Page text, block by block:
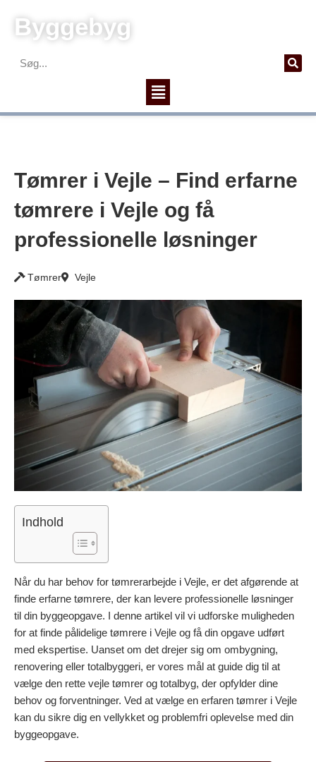
indholdet
Byggebyg
Søg
Menu
Tømrer i Vejle – Find erfarne
tømrere i Vejle og få
professionelle løsninger
Tømrer Vejle
Indhold
Når du har behov for tømrerarbejde i Vejle, er det afgørende at
finde erfarne tømrere, der kan levere professionelle løsninger
til din byggeopgave. I denne artikel vil vi udforske muligheden
for at finde pålidelige tømrere i Vejle og få din opgave udført
med ekspertise. Uanset om det drejer sig om ombygning,
renovering eller totalbyggeri, er vores mål at guide dig til at
vælge den rette vejle tømrer og totalbyg, der opfylder dine
behov og forventninger. Ved at vælge en erfaren tømrer i Vejle
kan du sikre dig en vellykket og problemfri oplevelse med din
byggeopgave.